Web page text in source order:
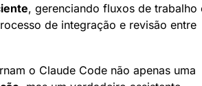
, gerenciando fluxos de trabalho
de integração e revisão entre